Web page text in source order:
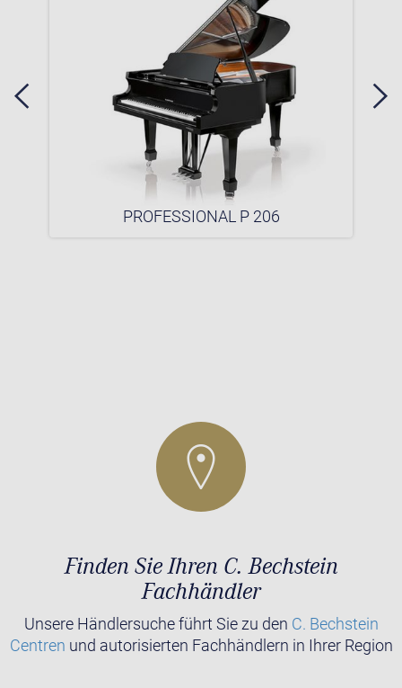
PROFESSIONAL P 206
Finden Sie Ihren C. Bechstein
Fachhändler
Unsere Händlersuche führt Sie zu den C. Bechstein
Centren und autorisierten Fachhändlern in Ihrer Region